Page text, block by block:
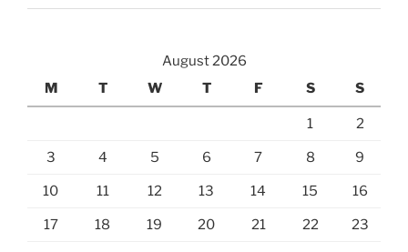
August 2026
M
T W T F S S
1 2
3 4 5 6 7 8 9
10 11 12 13 14 15 16
17 18 19 20 21 22 23